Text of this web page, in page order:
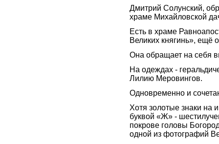
Дмитрий Солунский,
храме Михайловской
Есть в храме
Великих княгинь», ещё
Она обращает на себя
На одеждах -
Лилию Меровингов.
Одновременно и
Хотя золотые знаки на
буквой «Ж» -
покрове головы
одной из фотографий